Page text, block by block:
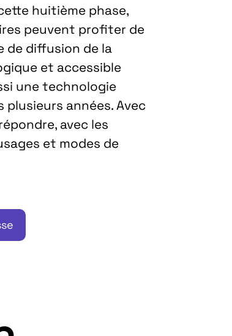
huitième phase,
peuvent profiter de
de diffusion de la
et accessible
une technologie
plusieurs années. Avec
avec les
et modes de